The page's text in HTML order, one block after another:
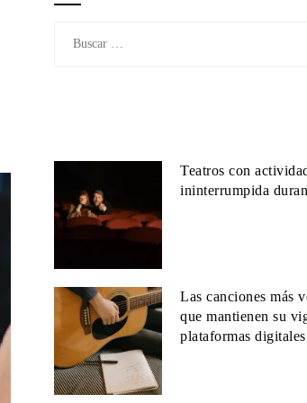
Teatros con
ininterrumpida
Las canciones más
que mantienen su
plataformas digitales